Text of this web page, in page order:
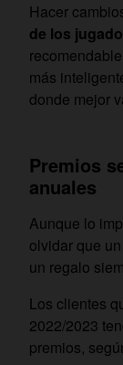
Hacer
de los
más
donde mejor
Premios
anuales
Aunque lo
olvidar que
un regalo
Los clientes
2022/2023
premios,